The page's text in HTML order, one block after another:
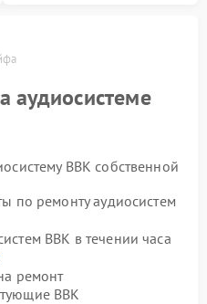
аудиосистеме
BBK собственной
по ремонту аудиосистем
BBK в течении часа
ремонт
BBK